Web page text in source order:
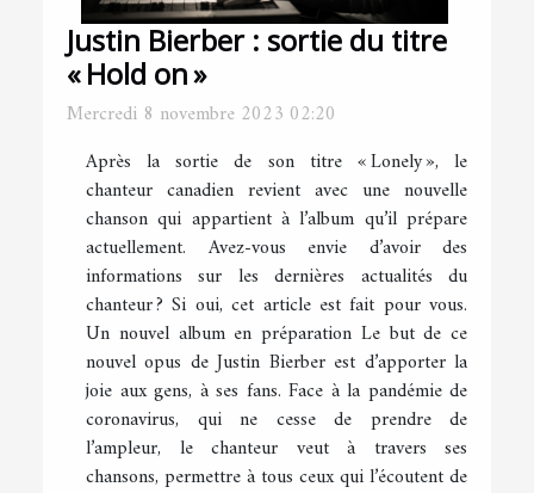
Justin Bierber : sortie du titre
« Hold on »
Mercredi 8 novembre 2023 02:20
Après la sortie de son titre « Lonely », le
chanteur canadien revient avec une nouvelle
chanson qui appartient à l’album qu’il prépare
actuellement. Avez-vous envie d’avoir des
informations sur les dernières actualités du
chanteur ? Si oui, cet article est fait pour vous.
Un nouvel album en préparation Le but de ce
nouvel opus de Justin Bierber est d’apporter la
joie aux gens, à ses fans. Face à la pandémie de
coronavirus, qui ne cesse de prendre de
l’ampleur, le chanteur veut à travers ses
chansons, permettre à tous ceux qui l’écoutent de